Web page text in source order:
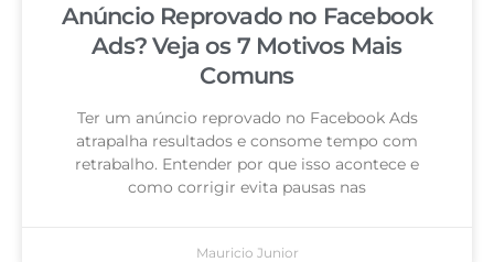
Anúncio Reprovado no Facebook
Ads? Veja os 7 Motivos Mais
Comuns
Ter um anúncio reprovado no Facebook Ads
atrapalha resultados e consome tempo com
retrabalho. Entender por que isso acontece e
como corrigir evita pausas nas
Mauricio Junior